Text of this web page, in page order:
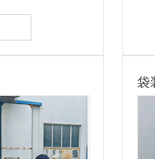
袋